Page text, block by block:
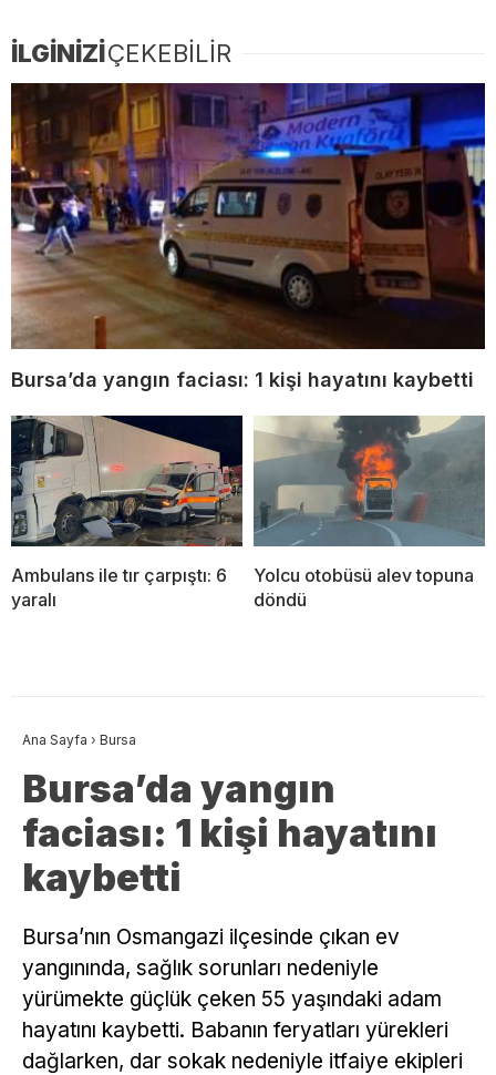
İLGİNİZİÇEKEBİLİR
Bursa’da yangın faciası: 1 kişi hayatını kaybetti
Ambulans ile tır çarpıştı: 6
yaralı
Yolcu otobüsü alev topuna
döndü
Ana Sayfa › Bursa
Bursa’da yangın
faciası: 1 kişi hayatını
kaybetti
Bursa’nın Osmangazi ilçesinde çıkan ev
yangınında, sağlık sorunları nedeniyle
yürümekte güçlük çeken 55 yaşındaki adam
hayatını kaybetti. Babanın feryatları yürekleri
dağlarken, dar sokak nedeniyle itfaiye ekipleri